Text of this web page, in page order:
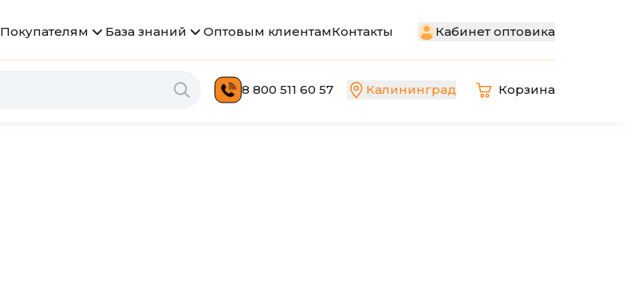
Покупателям База знаний Оптовым клиентамКонтакты Кабинет оптовика
8 800 511 60 57 Калининград Корзина